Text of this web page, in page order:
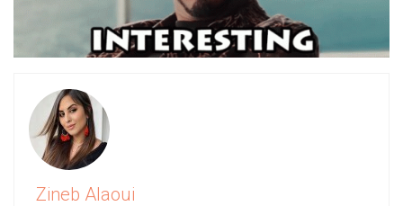
Zineb Alaoui